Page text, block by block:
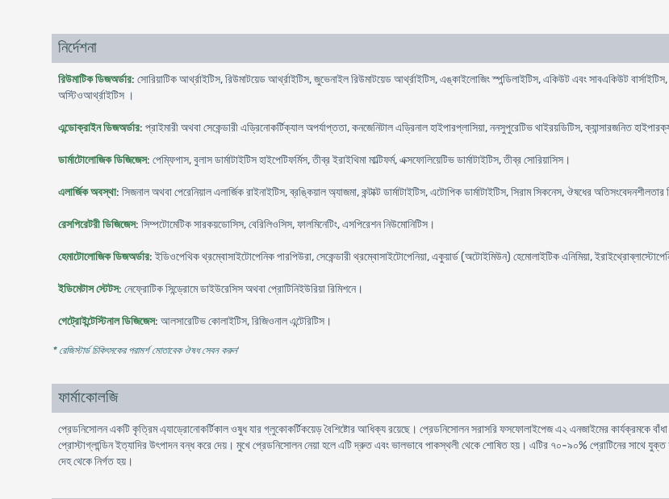
নির্দেশনা
রিউমাটিক ডিজঅর্ডার: সোরিয়াটিক আর্থ্রাইটিস, রিউমাটয়েড আর্থ্রাইটিস, জুভেনাইল রিউমাটয়েড আর্থ্রাইটিস, এঙ্কাইলোজিং স্পন্ডিলাইটিস, একিউট এবং সাবএকিউট
অস্টিওআর্থ্রাইটিস ।
এন্ডোক্রাইন ডিজঅর্ডার: প্রাইমারী অথবা সেকেন্ডারী এড্রিনোকর্টিক্যাল অপর্যাপ্ততা, কনজেনিটাল এড্রিনাল হাইপারপ্লাসিয়া, ননসুপুরেটিভ থাইরয়ডিটিস, ক্যান্সারজনিত
ডার্মাটোলোজিক ডিজিজেস: পেম্ফিগাস, বুলাস ডার্মাটাইটিস হাইপেটিফর্মিস, তীব্র ইরাইথিমা মাল্টিফর্ম, এক্সফোলিয়েটিভ ডার্মাটাইটিস, তীব্র সোরিয়াসিস।
এলার্জিক অবস্থা: সিজনাল অথবা পেরেনিয়াল এলার্জিক রাইনাইটিস, ব্রঙ্কিয়াল অ্যাজমা, কন্টাক্ট ডার্মাটাইটিস, এটোপিক ডার্মাটাইটিস, সিরাম সিকনেস, ঔষধের অতিসংবেদনশীলতার
রেসপিরেটরী ডিজিজেস: সিম্পটোমেটিক সারকয়ডোসিস, বেরিলিওসিস, ফালমিনেটিং, এসপিরেশন নিউমোনিটিস।
হেমাটোলোজিক ডিজঅর্ডার: ইডিওপেথিক থ্রম্বোসাইটোপেনিক পারপিউরা, সেকেন্ডারী থ্রম্বোসাইটোপেনিয়া, একুয়ার্ড (অটোইমিউন) হেমোলাইটিক এনিমিয়া,
ইডিমেটাস স্টেটস: নেফ্রোটিক সিন্ড্রোমে ডাইউরেসিস অথবা প্রোটিনিইউরিয়া রিমিশনে।
গেট্রোইন্টেস্টিনাল ডিজিজেস: আলসারেটিভ কোলাইটিস, রিজিওনাল এন্টেরিটিস।
* রেজিস্টার্ড চিকিৎসকের পরামর্শ মোতাবেক ঔষধ সেবন করুন'
ফার্মাকোলজি
প্রেডনিসোলন একটি কৃত্রিম এ্যাড্রোনোকর্টিকাল ওষুধ যার গ্লুকোকর্টিকয়েড় বৈশিষ্টোর আধিক্য রয়েছে। প্রেডনিসোলন সরাসরি ফসফোলাইপেজ এ২ এনজাইমের কার্যক্রমকে
প্রোস্টাগ্লান্ডিন ইত্যাদির উৎপাদন বন্ধ করে দেয়। মুখে প্রেডনিসোলন নেয়া হলে এটি দ্রুত এবং ভালভাবে পাকস্থলী থেকে শোষিত হয়। এটির ৭০-৯০% প্রোটিনের সাথে
দেহ থেকে নির্গত হয়।